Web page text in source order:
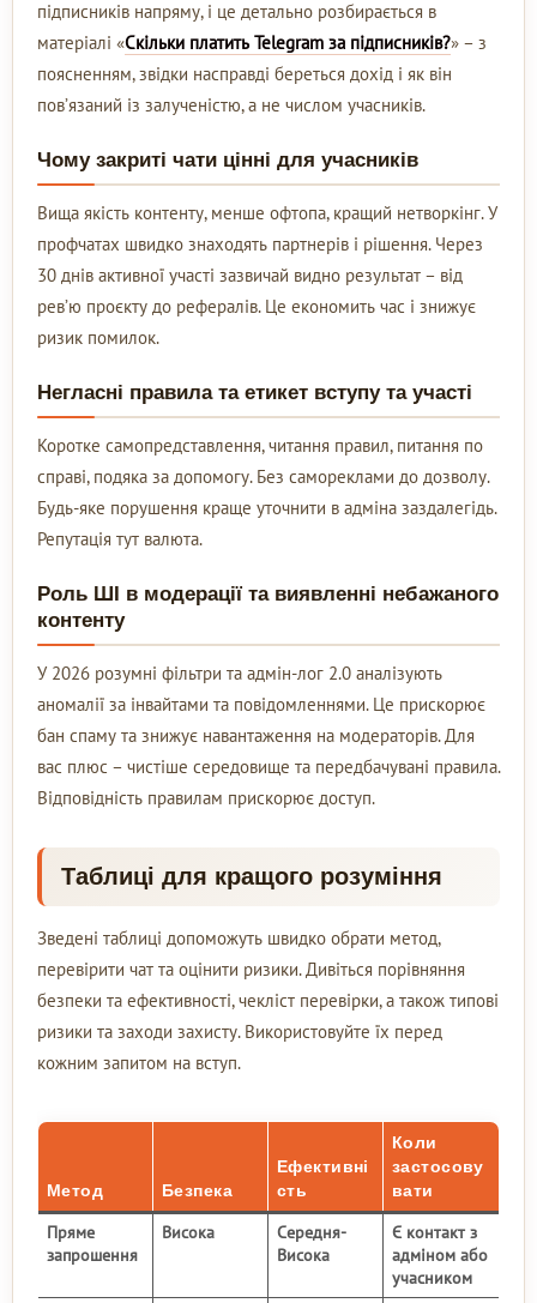
підписників напряму, і це детально розбирається в
матеріалі «Скільки платить Telegram за підписників?» – з
поясненням, звідки насправді береться дохід і як він
пов’язаний із залученістю, а не числом учасників.
Чому закриті чати цінні для учасників
Вища якість контенту, менше офтопа, кращий нетворкінг. У
профчатах швидко знаходять партнерів і рішення. Через
30 днів активної участі зазвичай видно результат – від
рев’ю проєкту до рефералів. Це економить час і знижує
ризик помилок.
Негласні правила та етикет вступу та участі
Коротке самопредставлення, читання правил, питання по
справі, подяка за допомогу. Без самореклами до дозволу.
Будь-яке порушення краще уточнити в адміна заздалегідь.
Репутація тут валюта.
Роль ШІ в модерації та виявленні небажаного
контенту
У 2026 розумні фільтри та адмін-лог 2.0 аналізують
аномалії за інвайтами та повідомленнями. Це прискорює
бан спаму та знижує навантаження на модераторів. Для
вас плюс – чистіше середовище та передбачувані правила.
Відповідність правилам прискорює доступ.
Таблиці для кращого розуміння
Зведені таблиці допоможуть швидко обрати метод,
перевірити чат та оцінити ризики. Дивіться порівняння
безпеки та ефективності, чекліст перевірки, а також типові
ризики та заходи захисту. Використовуйте їх перед
кожним запитом на вступ.
Метод Безпека
Ефективні
сть
Коли
застосову
вати
Пряме
запрошення
Висока
Середня-
Висока
Є контакт з
адміном або
учасником